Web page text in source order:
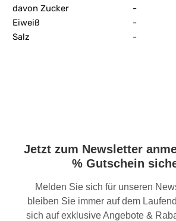
davon Zucker
-
Eiweiß
-
Salz
-
Jetzt zum Newsletter
% Gutschein
Melden Sie sich für unseren
bleiben Sie immer auf dem
sich auf exklusive Angebote &